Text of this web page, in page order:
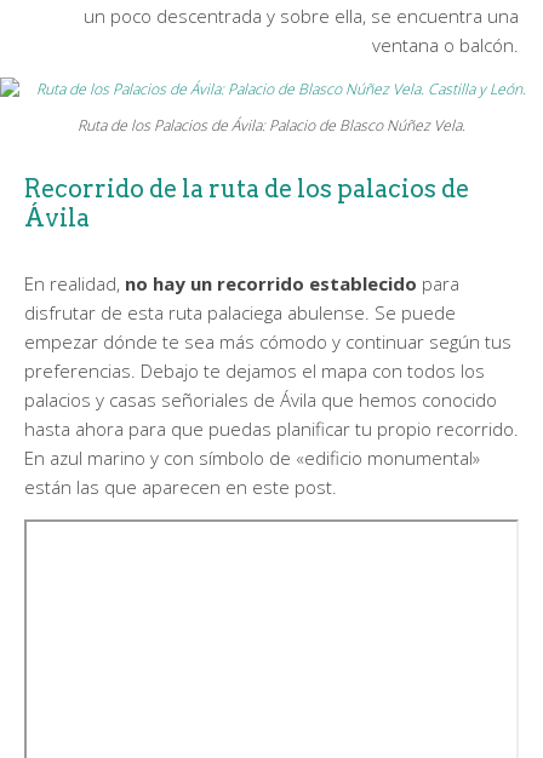
un poco descentrada y sobre ella, se encuentra una
ventana o balcón.
Ruta de los Palacios de Ávila: Palacio de Blasco Núñez Vela.
Recorrido de la ruta de los palacios de
Ávila
En realidad, no hay un recorrido establecido para
disfrutar de esta ruta palaciega abulense. Se puede
empezar dónde te sea más cómodo y continuar según tus
preferencias. Debajo te dejamos el mapa con todos los
palacios y casas señoriales de Ávila que hemos conocido
hasta ahora para que puedas planificar tu propio recorrido.
En azul marino y con símbolo de «edificio monumental»
están las que aparecen en este post.